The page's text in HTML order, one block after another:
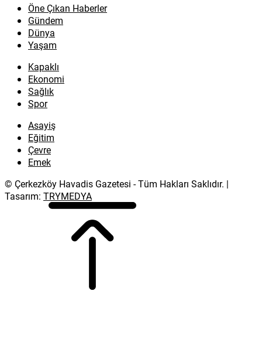
Öne Çıkan Haberler
Gündem
Dünya
Yaşam
Kapaklı
Ekonomi
Sağlık
Spor
Asayiş
Eğitim
Çevre
Emek
© Çerkezköy Havadis Gazetesi - Tüm Hakları Saklıdır. |
Tasarım: TRYMEDYA